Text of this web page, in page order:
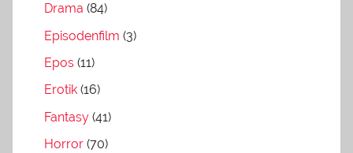
Drama (84)
Episodenfilm (3)
Epos (11)
Erotik (16)
Fantasy (41)
Horror (70)